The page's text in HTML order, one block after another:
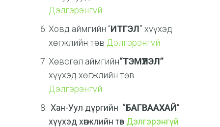
Дэлгэрэнгүй
Ховд аймгийн “ИТГЭЛ” хүүхэд
хөгжлийн төв Дэлгэрэнгүй
Хөвсгөл аймгийн“ТЭМҮҮЛЭЛ”
хүүхэд хөгжлийн төв
Дэлгэрэнгүй
Хан-Уул дүргийн “БАГВААХАЙ”
хүүхэд хөгжлийн төв Дэлгэрэнгүй